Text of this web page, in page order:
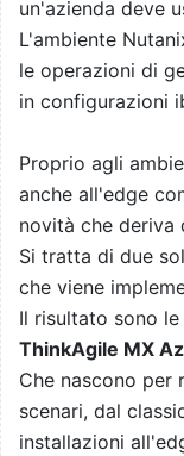
un'azienda deve
L'ambiente
le operazioni di
in configurazioni
Proprio agli
anche all'edge
novità che deriva
Si tratta di due
che viene
Il risultato sono
ThinkAgile MX
Che nascono per
scenari, dal
installazioni